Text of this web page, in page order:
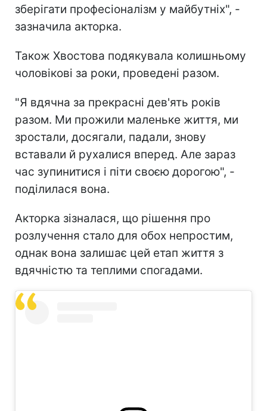
зберігати професіоналізм у майбутніх", -
зазначила акторка.
Також Хвостова подякувала колишньому
чоловікові за роки, проведені разом.
"Я вдячна за прекрасні дев'ять років
разом. Ми прожили маленьке життя, ми
зростали, досягали, падали, знову
вставали й рухалися вперед. Але зараз
час зупинитися і піти своєю дорогою", -
поділилася вона.
Акторка зізналася, що рішення про
розлучення стало для обох непростим,
однак вона залишає цей етап життя з
вдячністю та теплими спогадами.